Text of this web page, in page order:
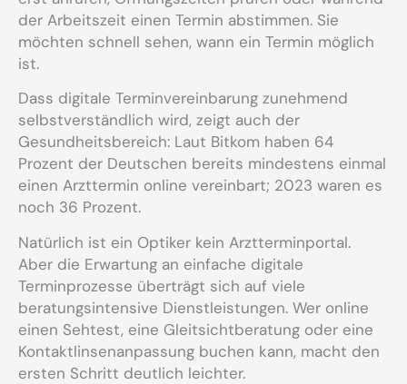
der Arbeitszeit einen Termin abstimmen. Sie
möchten schnell sehen, wann ein Termin möglich
ist.
Dass digitale Terminvereinbarung zunehmend
selbstverständlich wird, zeigt auch der
Gesundheitsbereich: Laut Bitkom haben 64
Prozent der Deutschen bereits mindestens einmal
einen Arzttermin online vereinbart; 2023 waren es
noch 36 Prozent.
Natürlich ist ein Optiker kein Arztterminportal.
Aber die Erwartung an einfache digitale
Terminprozesse überträgt sich auf viele
beratungsintensive Dienstleistungen. Wer online
einen Sehtest, eine Gleitsichtberatung oder eine
Kontaktlinsenanpassung buchen kann, macht den
ersten Schritt deutlich leichter.